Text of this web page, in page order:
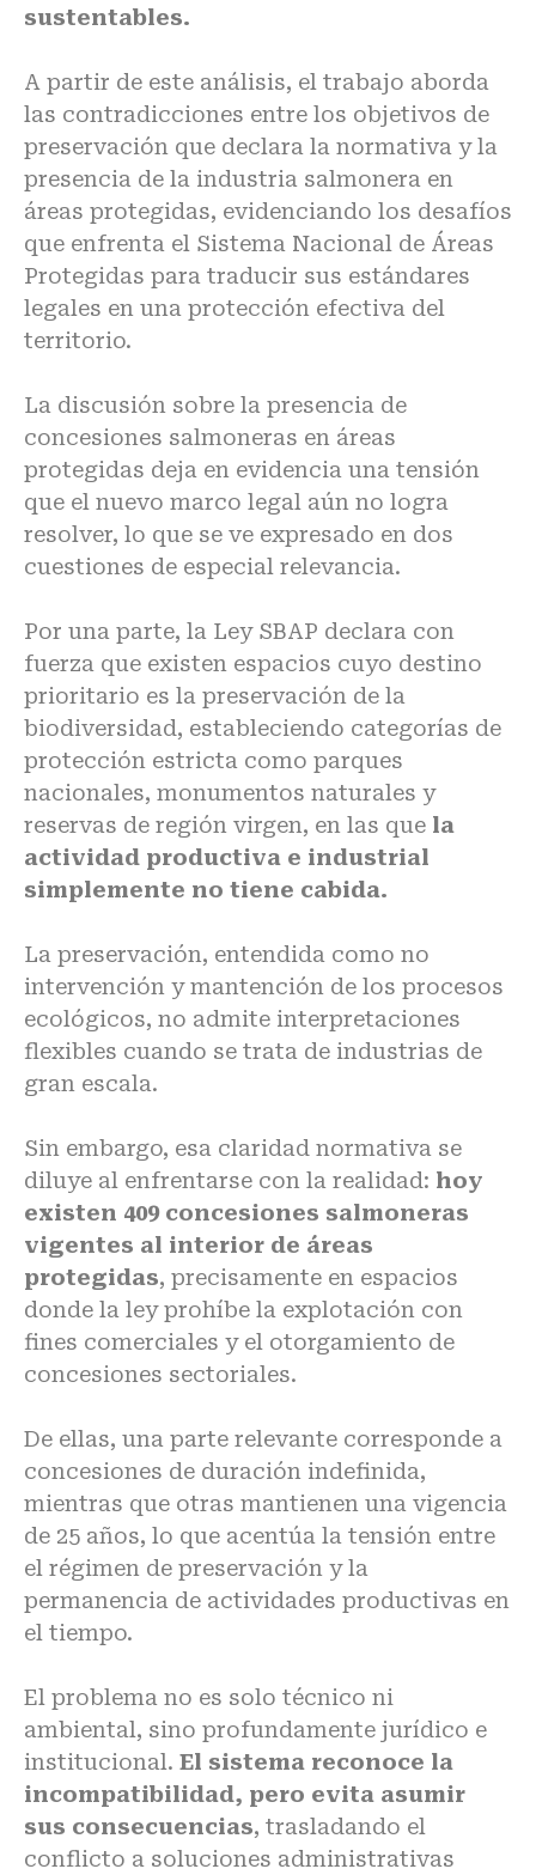
sustentables.
A partir de este análisis, el trabajo aborda
las contradicciones entre los objetivos de
preservación que declara la normativa y la
presencia de la industria salmonera en
áreas protegidas, evidenciando los desafíos
que enfrenta el Sistema Nacional de Áreas
Protegidas para traducir sus estándares
legales en una protección efectiva del
territorio.
La discusión sobre la presencia de
concesiones salmoneras en áreas
protegidas deja en evidencia una tensión
que el nuevo marco legal aún no logra
resolver, lo que se ve expresado en dos
cuestiones de especial relevancia.
Por una parte, la Ley SBAP declara con
fuerza que existen espacios cuyo destino
prioritario es la preservación de la
biodiversidad, estableciendo categorías de
protección estricta como parques
nacionales, monumentos naturales y
reservas de región virgen, en las que la
actividad productiva e industrial
simplemente no tiene cabida.
La preservación, entendida como no
intervención y mantención de los procesos
ecológicos, no admite interpretaciones
flexibles cuando se trata de industrias de
gran escala.
Sin embargo, esa claridad normativa se
diluye al enfrentarse con la realidad: hoy
existen 409 concesiones salmoneras
vigentes al interior de áreas
protegidas, precisamente en espacios
donde la ley prohíbe la explotación con
fines comerciales y el otorgamiento de
concesiones sectoriales.
De ellas, una parte relevante corresponde a
concesiones de duración indefinida,
mientras que otras mantienen una vigencia
de 25 años, lo que acentúa la tensión entre
el régimen de preservación y la
permanencia de actividades productivas en
el tiempo.
El problema no es solo técnico ni
ambiental, sino profundamente jurídico e
institucional. El sistema reconoce la
incompatibilidad, pero evita asumir
sus consecuencias, trasladando el
conflicto a soluciones administrativas